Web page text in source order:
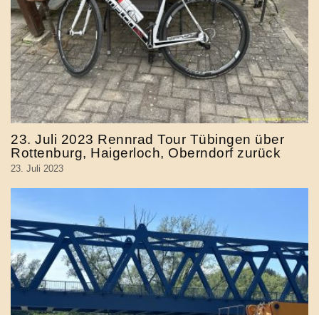
23. Juli 2023 Rennrad Tour Tübingen über
Rottenburg, Haigerloch, Oberndorf zurück
23. Juli 2023